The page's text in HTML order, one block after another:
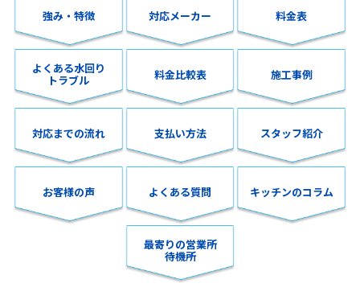
強み・特徴 対応メーカー 料金表
よくある水回り
トラブル 料金比較表 施工事例
対応までの流れ 支払い方法 スタッフ紹介
お客様の声 よくある質問 キッチンのコラム
最寄りの営業所
待機所